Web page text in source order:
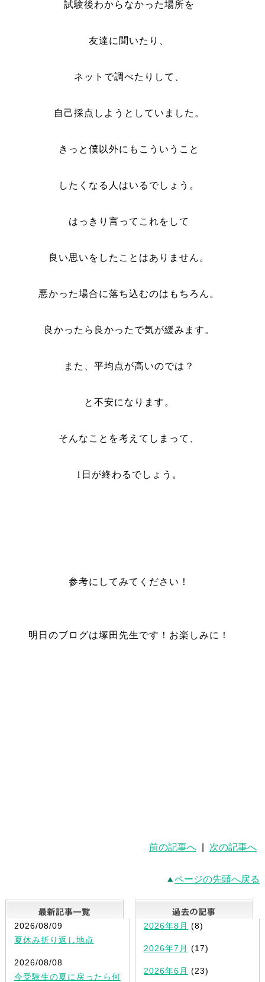
試験後わからなかった場所を
友達に聞いたり、
ネットで調べたりして、
自己採点しようとしていました。
きっと僕以外にもこういうこと
したくなる人はいるでしょう。
はっきり言ってこれをして
良い思いをしたことはありません。
悪かった場合に落ち込むのはもちろん。
良かったら良かったで気が緩みます。
また、平均点が高いのでは？
と不安になります。
そんなことを考えてしまって、
1日が終わるでしょう。
参考にしてみてください！
明日のブログは塚田先生です！お楽しみに！
前の記事へ 次の記事へ
ページの先頭へ戻る
最新記事一覧
2026/08/09
夏休み折り返し地点
2026/08/08
今受験生の夏に戻ったら何
2026年8月 (8)
2026年7月 (17)
2026年6月 (23)